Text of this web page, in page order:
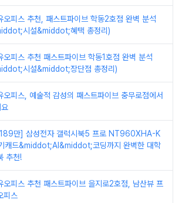
오피스 추천, 패스트파이브 학동2호점 완벽 분석
시설&middot;혜택 총정리)
오피스 추천 패스트파이브 학동1호점 완벽 분석
시설&middot;장단점 총정리)
오피스, 예술적 감성의 패스트파이브 충무로점에서
189만] 삼성전자 갤럭시북5 프로 NT960XHA-K
캐드&middot;AI&middot;코딩까지 완벽한 대학
추천!
오피스 추천 패스트파이브 을지로2호점, 남산뷰 프
피스